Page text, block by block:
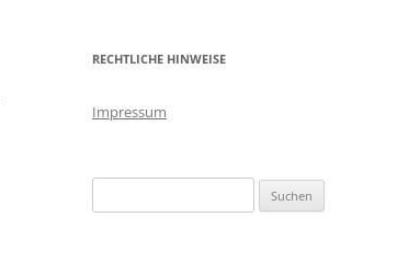
RECHTLICHE HINWEISE
Impressum
nach: